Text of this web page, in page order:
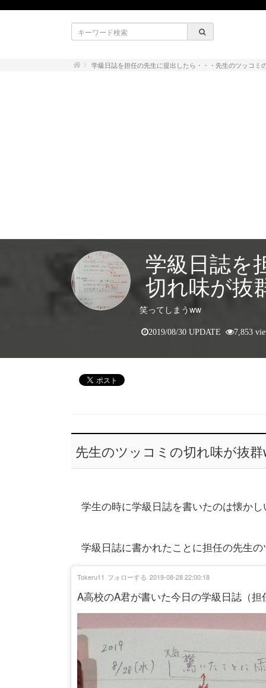
学級日誌を担任の先生に提出したら・・・先生のツッコミ
学級日誌を
切れ味が抜
笑ってしまうww
2019/08/30 UPDATE 7,853
先生のツッコミの切れ味が抜
学生の時に学級日誌を書いたのは懐かし
学級日誌に書かれたことに担任の先生
A高校のA君が書いた今日の学級日誌（担
Tokeru11 フォローする 2019-08-28 22:00:18